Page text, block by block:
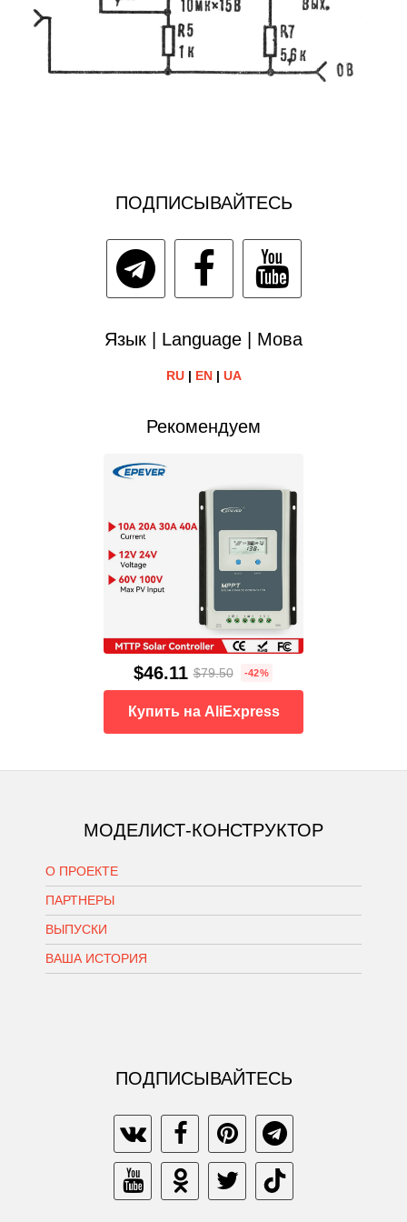
ПОДПИСЫВАЙТЕСЬ
Язык | Language | Мова
RU| EN| UA
Рекомендуем
$46.11 $79.50 -42%
Купить на AliExpress
МОДЕЛИСТ-КОНСТРУКТОР
О ПРОЕКТЕ
ПАРТНЕРЫ
ВЫПУСКИ
ВАША ИСТОРИЯ
ПОДПИСЫВАЙТЕСЬ